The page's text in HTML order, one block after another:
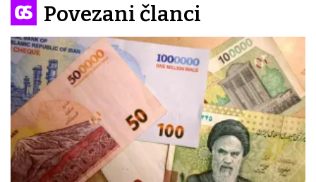
Povezani članci